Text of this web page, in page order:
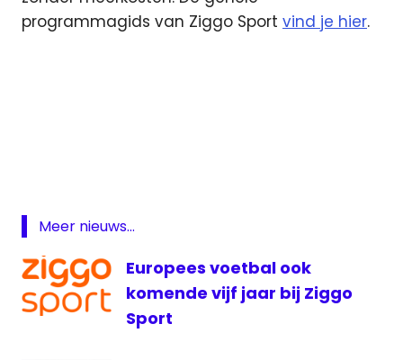
programmagids van Ziggo Sport vind je hier.
Lijn
livestream
Oranje
Nations
League
Meer nieuws...
Europees voetbal ook
komende vijf jaar bij Ziggo
Sport